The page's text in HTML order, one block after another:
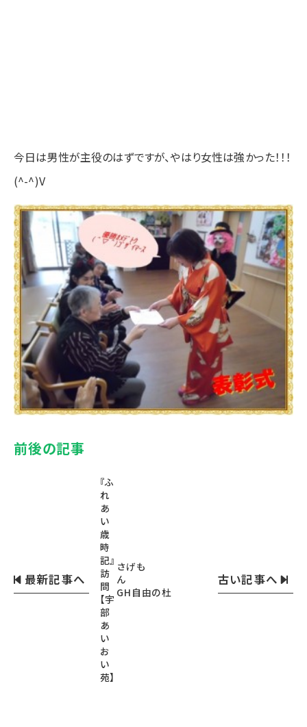
今日は男性が主役のはずですが、やはり女性は強かった！！！
(^-^)V
前後の記事
最新記事へ
『ふ
れ
あ
い
歳
時
記』
訪
問
【宇
部
あ
い
お
い
苑】
古い記事へ
さげも
ん
GH自由の杜